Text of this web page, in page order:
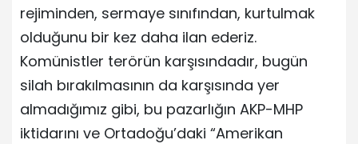
rejiminden, sermaye sınıfından, kurtulmak
olduğunu bir kez daha ilan ederiz.
Komünistler terörün karşısındadır, bugün
silah bırakılmasının da karşısında yer
almadığımız gibi, bu pazarlığın AKP-MHP
iktidarını ve Ortadoğu’daki “Amerikan